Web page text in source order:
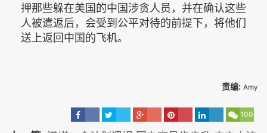
押那些躲在美国的中国涉贪人员，并在确认这些
人被遣返后，会受到公平对待的前提下，将他们
送上返回中国的飞机。
责编: Amy
100